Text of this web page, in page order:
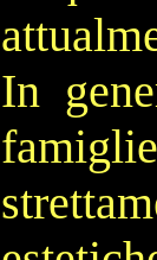
In